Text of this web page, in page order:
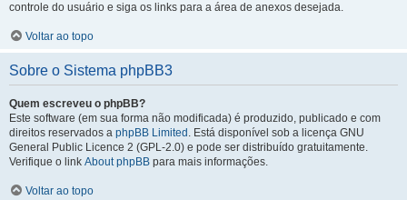
controle do usuário e siga os links para a área de anexos desejada.
Voltar ao topo
Sobre o Sistema phpBB3
Quem escreveu o phpBB?
Este software (em sua forma não modificada) é produzido, publicado e com
direitos reservados a phpBB Limited . Está disponível sob a licença GNU
General Public Licence 2 (GPL-2.0) e pode ser distribuído gratuitamente.
Verifique o link About phpBB para mais informações.
Voltar ao topo